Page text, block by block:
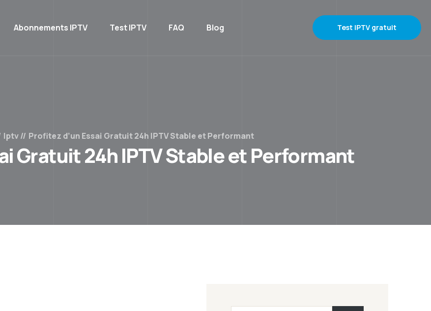
Abonnements IPTV Test IPTV FAQ Blog Test IPTV gratuit
Iptv Profitez d’un Essai Gratuit 24h IPTV Stable et Performant
Gratuit 24h IPTV Stable et Performant